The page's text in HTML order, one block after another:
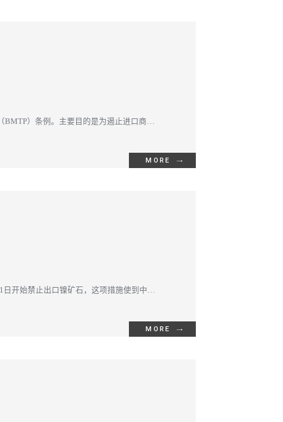
BMTP）条例。主要目的是为遏止进口商品
MORE
日开始禁止出口镍矿石，这项措施使到中国
MORE